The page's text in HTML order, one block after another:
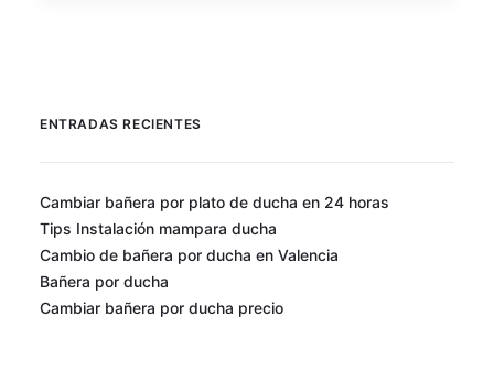
ENTRADAS RECIENTES
Cambiar bañera por plato de ducha en 24 horas
Tips Instalación mampara ducha
Cambio de bañera por ducha en Valencia
Bañera por ducha
Cambiar bañera por ducha precio